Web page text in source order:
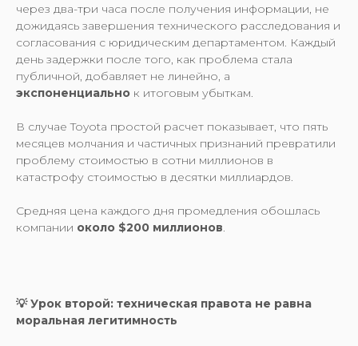
через два-три часа после получения информации, не
дожидаясь завершения технического расследования и
согласования с юридическим департаментом. Каждый
день задержки после того, как проблема стала
публичной, добавляет не линейно, а
экспоненциально к итоговым убыткам.
В случае Toyota простой расчет показывает, что пять
месяцев молчания и частичных признаний превратили
проблему стоимостью в сотни миллионов в
катастрофу стоимостью в десятки миллиардов.
Средняя цена каждого дня промедления обошлась
компании около $200 миллионов.
💡 Урок второй: техническая правота не равна
моральная легитимность